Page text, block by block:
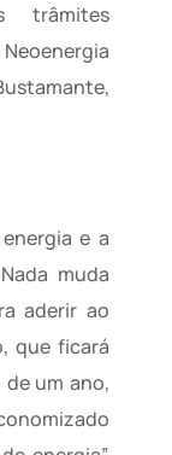
trâmites
e a
muda
aderir ao
que ficará
de um ano,